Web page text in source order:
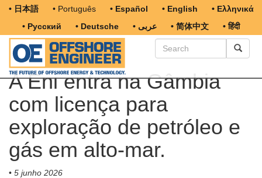
• 日本語 • Português • Español • English
• Ελληνικά
• Русский
• Deutsche • عربى • 简体中文 • हिंदी
A Eni entra na Gâmbia
com licença para
exploração de petróleo e
gás em alto-mar.
• 5 junho 2026